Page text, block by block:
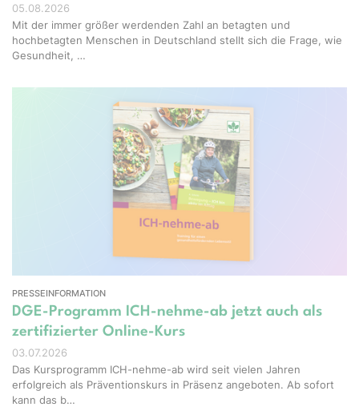
05.08.2026
Mit der immer größer werdenden Zahl an betagten und
hochbetagten Menschen in Deutschland stellt sich die Frage, wie
Gesundheit, …
PRESSEINFORMATION
DGE-Programm ICH-nehme-ab jetzt auch als
zertifizierter Online-Kurs
03.07.2026
Das Kursprogramm ICH-nehme-ab wird seit vielen Jahren
erfolgreich als Präventionskurs in Präsenz angeboten. Ab sofort
kann das b…